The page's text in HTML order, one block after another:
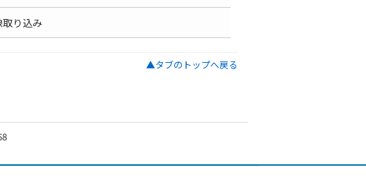
取り込み
▲タブのトップへ戻る